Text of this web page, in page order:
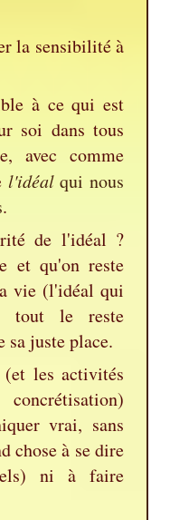
la sensibilité à
à ce qui est
soi dans tous
avec comme
l'idéalqui nous
.
de l'idéal ?
et qu'on reste
vie (l'idéal qui
tout le reste
sa juste place.
les activités
vrai, sans
chose à se dire
ni à faire